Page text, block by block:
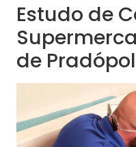
Estudo de
de